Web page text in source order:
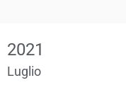
2021
Luglio